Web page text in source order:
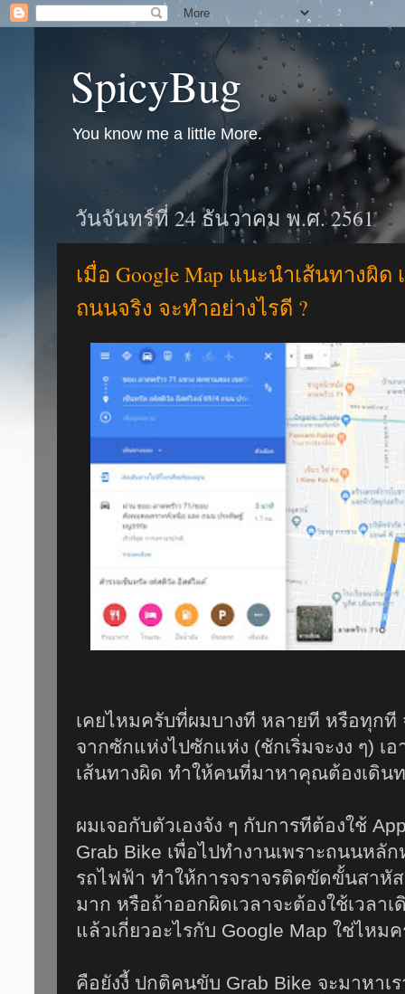
SpicyBug
You know me a little More.
วันจันทร์ที่ 24 ธันวาคม พ.ศ. 2561
เมื่อ Google Map แนะนำเส้นทางผิ
ถนนจริง จะทำอย่างไรดี ?
เคยไหมครับที่ผมบางที หลายที หรือทุก
จากซักแห่งไปซักแห่ง (ชักเริ่มจะงง ๆ) เ
เส้นทางผิด ทำให้คนที่มาหาคุณ​ต้องเดิน
ผมเจอกับตัวเองจัง ๆ กับการทีต้องใช้
Grab Bike เพื่อไปทำงานเพราะถนนหลั
รถไฟฟ้า ทำให้การจราจรติดขัดขั้นสาหัส
มาก หรือถ้าออกผิดเวลาจะต้องใช้เวลา
แล้วเกี่ยวอะไรกับ Google Map ใช่ไหม
คือยังงี้ ปกติคนขับ Grab Bike จะมาหาเ